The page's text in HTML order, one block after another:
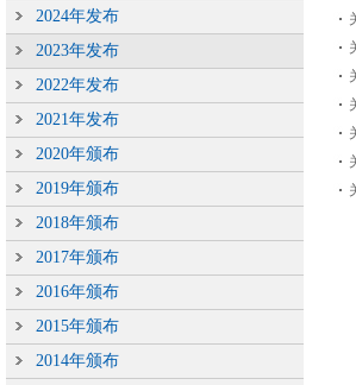
2024年发布
2023年发布
2022年发布
2021年发布
2020年颁布
2019年颁布
2018年颁布
2017年颁布
2016年颁布
2015年颁布
2014年颁布